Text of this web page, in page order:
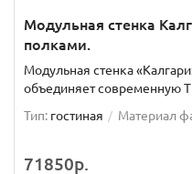
Модульная стенка
полками.
Модульная стенка
объединяет современную
Тип: гостиная Материал
71850р.